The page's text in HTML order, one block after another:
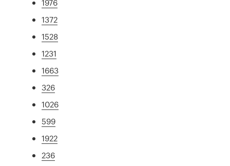
1976
1372
1528
1231
1663
326
1026
599
1922
236